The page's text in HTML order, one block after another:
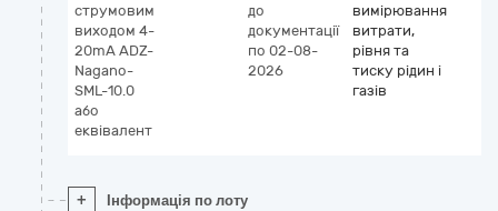
струмовим
виходом 4-
20mA ADZ-
Naganо-
SML-10.0
або
еквівалент
до
документації
по 02-08-
2026
вимірювання
витрати,
рівня та
тиску рідин і
газів
+ Інформація по лоту